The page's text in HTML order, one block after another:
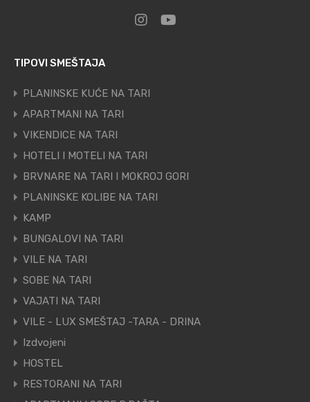
TIPOVI SMEŠTAJA
PLANINSKE KUĆE NA TARI
APARTMANI NA TARI
VIKENDICE NA TARI
HOTELI I MOTELI NA TARI
BRVNARE NA TARI I MOKROJ GORI
PLANINSKE KOLIBE NA TARI
KAMP
BUNGALOVI NA TARI
VILE NA TARI
SOBE NA TARI
VAJATI NA TARI
VILE - LUX SMEŠTAJ -TARA - DRINA
Izdvojeni
HOSTEL
RESTORANI NA TARI